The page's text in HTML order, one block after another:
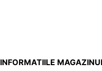
INFORMATIILE